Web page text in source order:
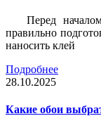
Перед
правильно
наносить клей
Подробнее
28.10.2025
Какие обои